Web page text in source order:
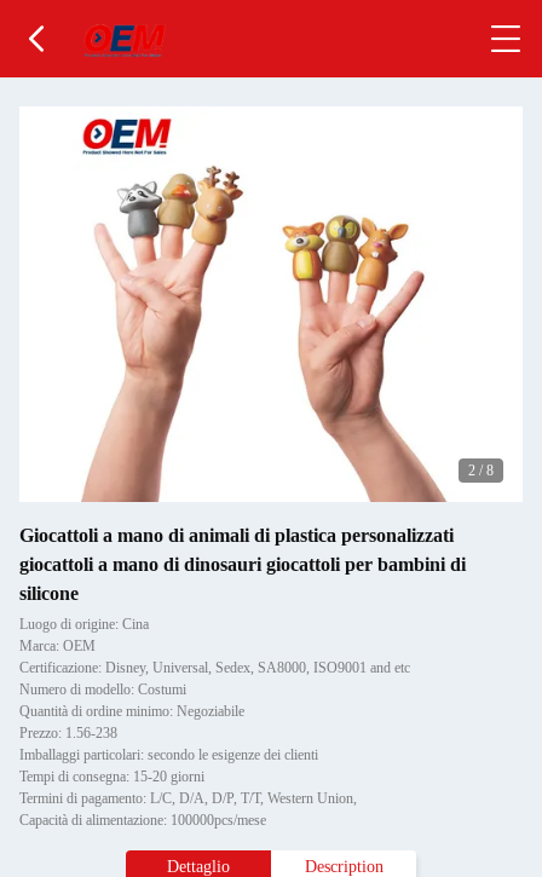
2 / 8
Giocattoli a mano di animali di plastica personalizzati
giocattoli a mano di dinosauri giocattoli per bambini di
silicone
Luogo di origine: Cina
Marca: OEM
Certificazione: Disney, Universal, Sedex, SA8000, ISO9001 and etc
Numero di modello: Costumi
Quantità di ordine minimo: Negoziabile
Prezzo: 1.56-238
Imballaggi particolari: secondo le esigenze dei clienti
Tempi di consegna: 15-20 giorni
Termini di pagamento: L/C, D/A, D/P, T/T, Western Union,
Capacità di alimentazione: 100000pcs/mese
Dettaglio Description